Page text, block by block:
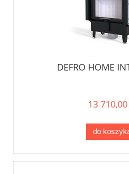
DEFRO HOME
13 710,00
do